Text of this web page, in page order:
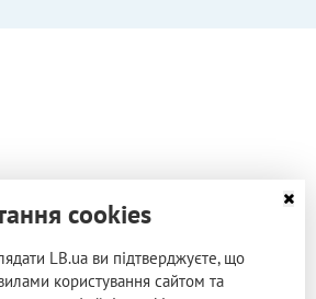
cookies
LB.ua ви підтверджуєте, що
користування сайтом та